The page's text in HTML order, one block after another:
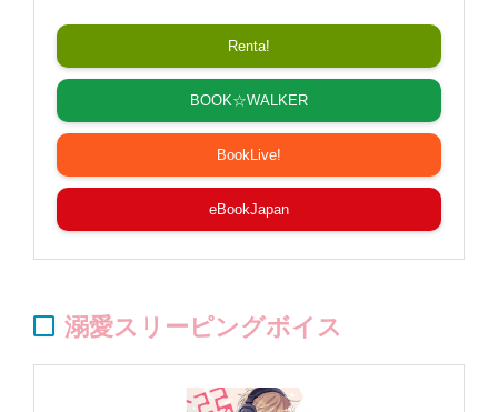
Renta!
BOOK☆WALKER
BookLive!
eBookJapan
溺愛スリーピングボイス